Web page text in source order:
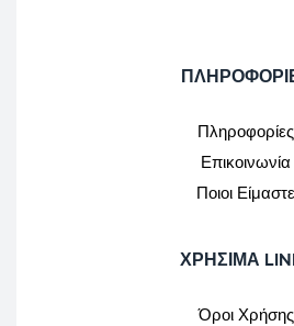
Πληροφορίες
Επικοινωνία
Ποιοι Είμαστε
ΧΡΉΣΙΜΑ
Όροι Χρήσης